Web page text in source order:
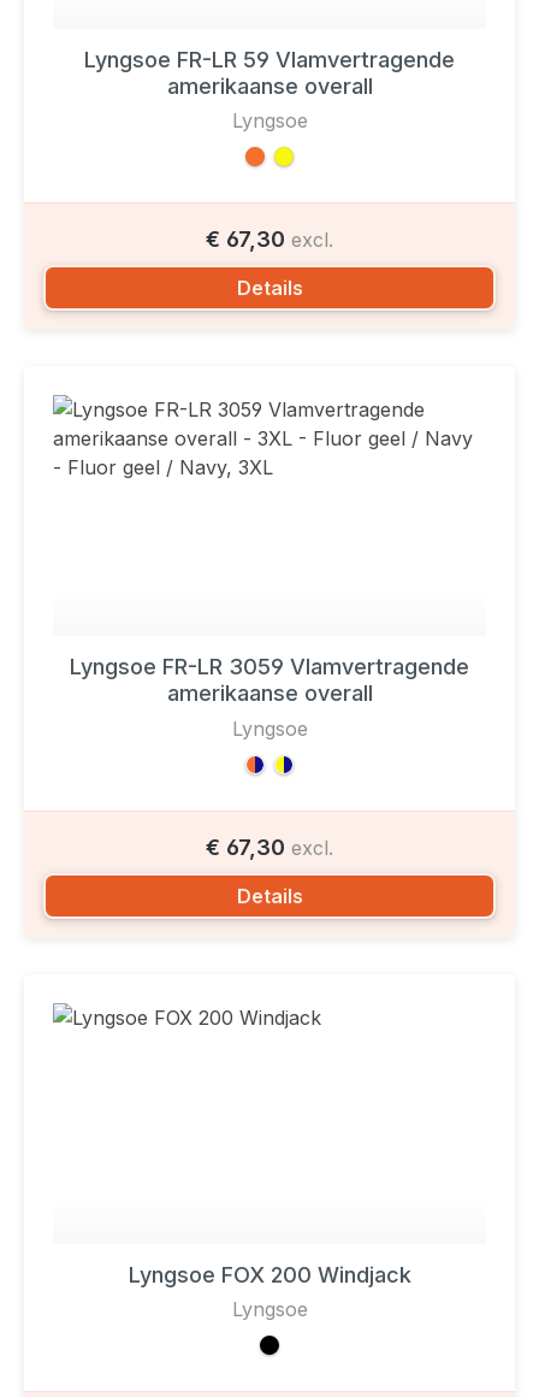
Lyngsoe FR-LR 59 Vlamvertragende
amerikaanse overall
Lyngsoe
€ 67,30 excl.
Details
Lyngsoe FR-LR 3059 Vlamvertragende
amerikaanse overall
Lyngsoe
€ 67,30 excl.
Details
Lyngsoe FOX 200 Windjack
Lyngsoe